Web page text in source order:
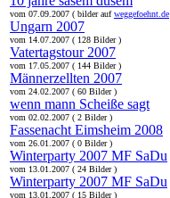
vom 07.09.2007 ( bilder aufweggefoehnt.de
Ungarn 2007
vom 14.07.2007 ( 128 Bilder )
Vatertagstour 2007
vom 17.05.2007 ( 144 Bilder )
Männerzellten 2007
vom 24.02.2007 ( 60 Bilder )
wenn mann Scheiße sagt
vom 02.02.2007 ( 2 Bilder )
Fassenacht Eimsheim 2008
vom 26.01.2007 ( 0 Bilder )
Winterparty 2007 MF SaDu
vom 13.01.2007 ( 24 Bilder )
Winterparty 2007 MF SaDu
vom 13.01.2007 ( 15 Bilder )